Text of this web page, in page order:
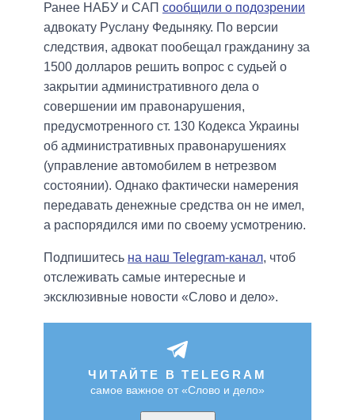
Ранее НАБУ и САП сообщили о подозрении
адвокату Руслану Федыняку. По версии
следствия, адвокат пообещал гражданину за
1500 долларов решить вопрос с судьей о
закрытии административного дела о
совершении им правонарушения,
предусмотренного ст. 130 Кодекса Украины
об административных правонарушениях
(управление автомобилем в нетрезвом
состоянии). Однако фактически намерения
передавать денежные средства он не имел,
а распорядился ими по своему усмотрению.
Подпишитесь на наш Telegram-канал, чтоб
отслеживать самые интересные и
эксклюзивные новости «Слово и дело».
ЧИТАЙТЕ В TELEGRAM
самое важное от «Слово и дело»